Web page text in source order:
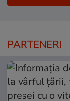
PARTENERI